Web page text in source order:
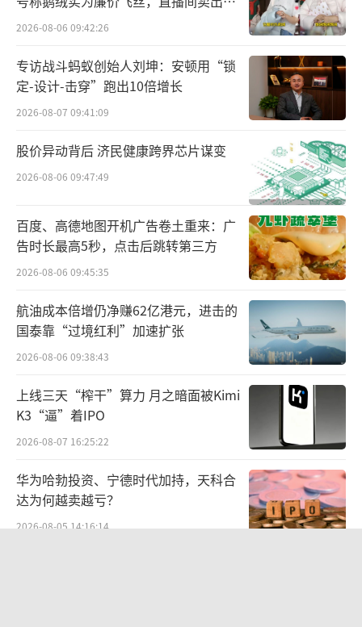
全生命周期溯源。
“原来好奶粉是‘管’出来的，透明生产
是对消费者最大的诚意。”陈伟鸿感叹到。凭
借先进的生产工艺和严苛的品质管理，君乐宝
奶粉率先通过欧洲BRCGS(食品安全全球标准)A
A+认证和IFS(国际食品标准)认证，并获得中国
质量领域的最高荣誉“中国质量奖提名奖”，
全年随时接受“飞行检查”，以高品质产品赢
得市场认可。2024年，君乐宝成为国家发改委
推荐的民营企业“新质生产力发展优秀案
例”，君乐宝“乳制品全产业链协同智能工厂
项目”入选工信部、国家发改委等六部门联合
公布的卓越级智能工厂名单，成为全国智造标
杆企业。
百万元
2026-08-06 09:42:26
专访战斗蚂蚁创始人刘坤：安顿用“锁
定-设计-击穿”跑出10倍增长
2026-08-07 09:41:09
股价异动背后 济民健康跨界芯片谋变
2026-08-06 09:47:49
百度、高德地图开机广告卷土重来：广
告时长最高5秒，点击后跳转第三方
2026-08-06 09:45:35
航油成本倍增仍净赚62亿港元，进击的
国泰靠“过境红利”加速扩张
2026-08-06 09:38:43
上线三天“榨干”算力 月之暗面被Kimi
K3“逼”着IPO
2026-08-07 16:25:22
华为哈勃投资、宁德时代加持，天科合
达为何越卖越亏？
2026-08-05 14:16:14